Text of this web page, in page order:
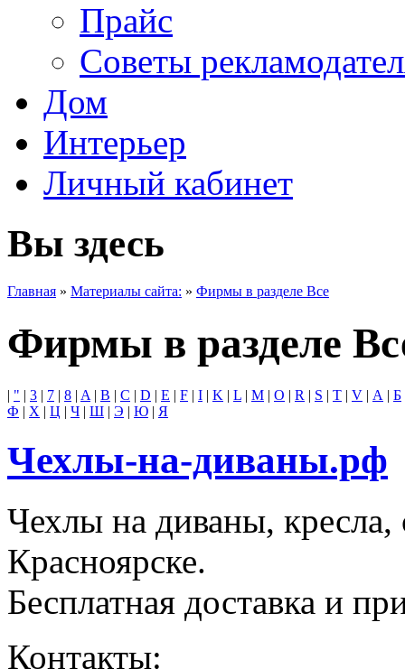
Прайс
Советы
Дом
Интерьер
Личный кабинет
Вы здесь
Главная » Материалы сайта: » Фирмы в разделе Все
Фирмы в разделе
| " | 3 | 7 | 8 | A | B | C | D | E | F | I | K | L | M | O | R | S | T | V | А | Б
Ф | Х | Ц | Ч | Ш | Э | Ю | Я
Чехлы-на-диваны.рф
Чехлы на диваны, кресла,
Красноярске.
Бесплатная доставка и
Контакты: